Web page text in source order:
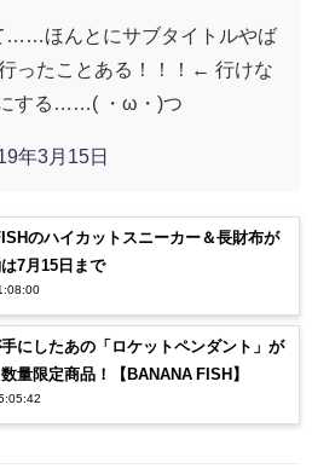
……ほんとにサブタイトルやば
ったことある！！！← 行けな
する……( ・ω・)つ
年3月15日
のハイカットスニーカー＆長財布が
7月15日まで
にしたあの「ロケットペンダント」が
量限定商品！【BANANA FISH】